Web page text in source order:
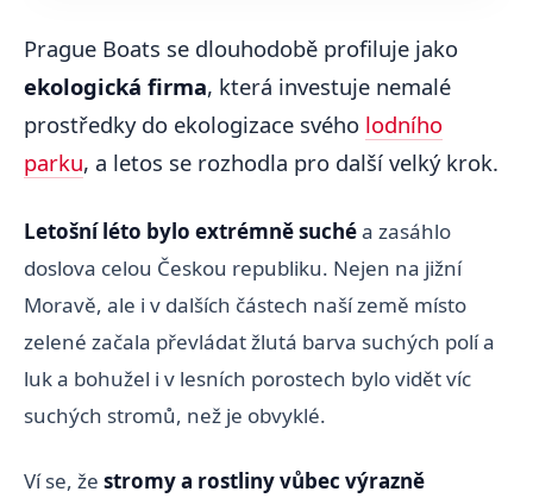
Prague Boats se dlouhodobě profiluje jako
ekologická firma, která investuje nemalé
prostředky do ekologizace svého lodního
parku, a letos se rozhodla pro další velký krok.
Letošní léto bylo extrémně suchéa zasáhlo
doslova celou Českou republiku. Nejen na jižní
Moravě, ale i v dalších částech naší země místo
zelené začala převládat žlutá barva suchých polí a
luk a bohužel i v lesních porostech bylo vidět víc
suchých stromů, než je obvyklé.
Ví se, že stromy a rostliny vůbec výrazně